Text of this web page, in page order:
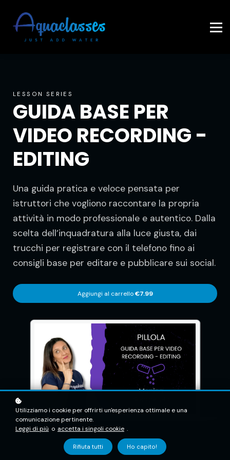
Accedi
LESSON SERIES
GUIDA BASE PER
VIDEO RECORDING -
EDITING
Una guida pratica e veloce pensata per
istruttori che vogliono raccontare la propria
attività in modo professionale e autentico. Dalla
scelta dell’inquadratura alla luce giusta, dai
trucchi per registrare con il telefono fino ai
consigli base per editare e pubblicare sui social.
Aggiungi al carrello €7.99
Utilizziamo i cookie per offrirti un'esperienza ottimale e una
comunicazione pertinente.
Leggi di più o accetta i singoli cookie .
Rifiuta tutti Ho capito!